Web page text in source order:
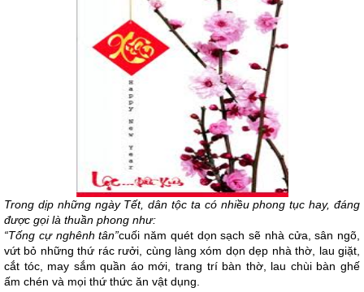
Trong dịp những ngày Tết, dân tộc ta có nhiều phong tục hay, đáng
được gọi là thuần phong như:
“Tống cự nghênh tân”cuối năm quét dọn sạch sẽ nhà cửa, sân ngõ,
vứt bỏ những thứ rác rưởi, cùng làng xóm dọn dẹp nhà thờ, lau giặt,
cắt tóc, may sắm quần áo mới, trang trí bàn thờ, lau chùi bàn ghế
ấm chén và mọi thứ thức ăn vật dụng.